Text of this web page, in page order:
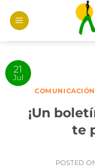
21
Jul
COMUNICACIÓN
¡Un
te
POSTED